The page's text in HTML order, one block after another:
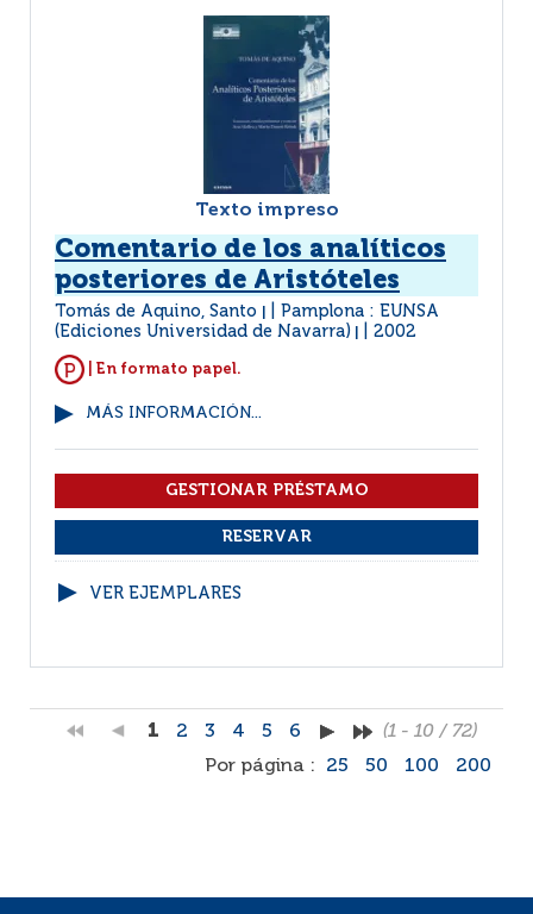
Texto impreso
Comentario de los analíticos
posteriores de Aristóteles
Tomás de Aquino, Santo
Pamplona : EUNSA
(Ediciones Universidad de Navarra)
2002
| En formato papel.
MÁS INFORMACIÓN...
VER EJEMPLARES
1 2 3 4 5 6
(1 - 10 / 72)
Por página :
25 50 100 200